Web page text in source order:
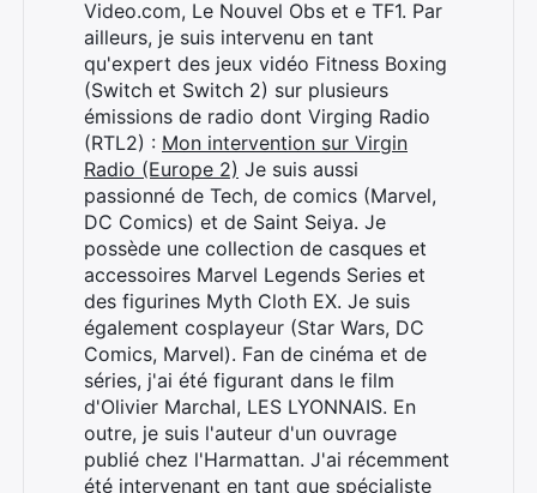
Video.com, Le Nouvel Obs et e TF1. Par
ailleurs, je suis intervenu en tant
qu'expert des jeux vidéo Fitness Boxing
(Switch et Switch 2) sur plusieurs
émissions de radio dont Virging Radio
(RTL2) : Mon intervention sur Virgin
Radio (Europe 2) Je suis aussi
passionné de Tech, de comics (Marvel,
DC Comics) et de Saint Seiya. Je
possède une collection de casques et
accessoires Marvel Legends Series et
des figurines Myth Cloth EX. Je suis
également cosplayeur (Star Wars, DC
Comics, Marvel). Fan de cinéma et de
séries, j'ai été figurant dans le film
d'Olivier Marchal, LES LYONNAIS. En
outre, je suis l'auteur d'un ouvrage
publié chez l'Harmattan. J'ai récemment
été intervenant en tant que spécialiste
Rechercher
: